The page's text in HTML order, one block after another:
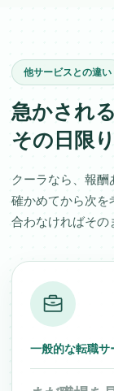
他サービスとの違い
急かされ
その日限
クーラなら、報
確かめてから次を
合わなければその
一般的な転職サ